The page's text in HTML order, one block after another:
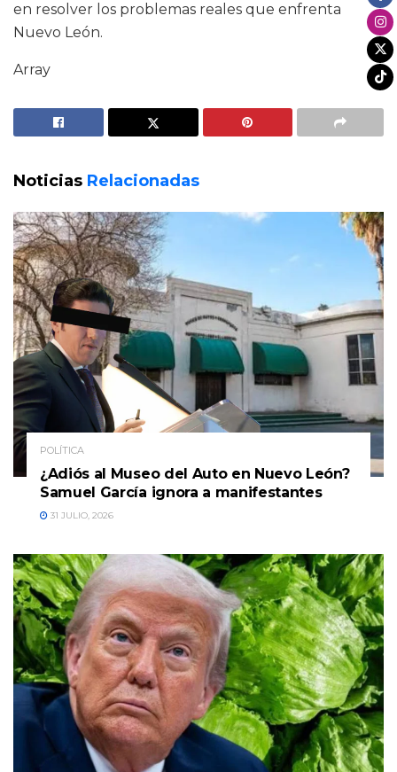
en resolver los problemas reales que enfrenta
Nuevo León.
Array
Noticias Relacionadas
POLÍTICA
¿Adiós al Museo del Auto en Nuevo León?
Samuel García ignora a manifestantes
31 JULIO, 2026